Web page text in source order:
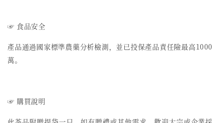
☞ 食品安全
產品通過國家標準農藥分析檢測，並已投保產品責任險最高1000
萬。
☞ 購買說明